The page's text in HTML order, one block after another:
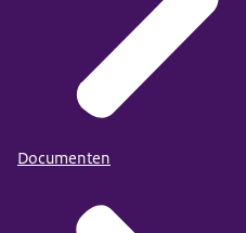
Documenten